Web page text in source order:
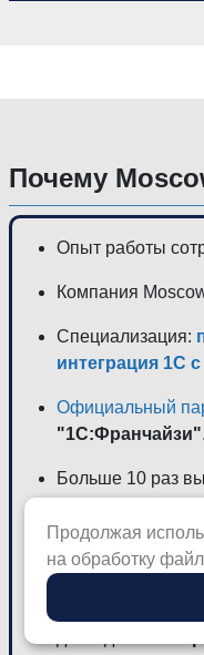
Почему
Опыт работы
Компания
Специализация:
интеграция 1С
Официальный
"1С:Франчайзи".
Больше 10 раз
(доклад
выверки
Продолжая
на обработку